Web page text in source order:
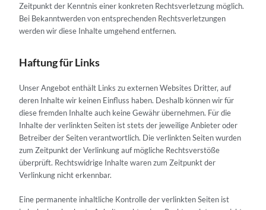
Zeitpunkt der Kenntnis einer konkreten Rechtsverletzung möglich.
Bei Bekanntwerden von entsprechenden Rechtsverletzungen
werden wir diese Inhalte umgehend entfernen.
Haftung für Links
Unser Angebot enthält Links zu externen Websites Dritter, auf
deren Inhalte wir keinen Einfluss haben. Deshalb können wir für
diese fremden Inhalte auch keine Gewähr übernehmen. Für die
Inhalte der verlinkten Seiten ist stets der jeweilige Anbieter oder
Betreiber der Seiten verantwortlich. Die verlinkten Seiten wurden
zum Zeitpunkt der Verlinkung auf mögliche Rechtsverstöße
überprüft. Rechtswidrige Inhalte waren zum Zeitpunkt der
Verlinkung nicht erkennbar.
Eine permanente inhaltliche Kontrolle der verlinkten Seiten ist